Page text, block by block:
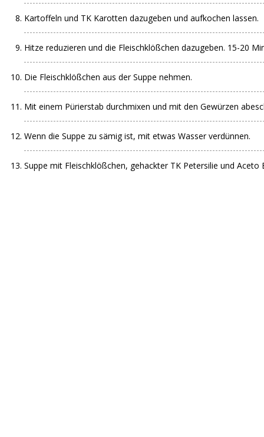
Kartoffeln und TK Karotten dazugeben und aufkochen lassen.
Hitze reduzieren und die Fleischklößchen dazugeben. 15-20
Die Fleischklößchen aus der Suppe nehmen.
Mit einem Pürierstab durchmixen und mit den Gewürzen
Wenn die Suppe zu sämig ist, mit etwas Wasser verdünnen.
Suppe mit Fleischklößchen, gehackter TK Petersilie und Aceto